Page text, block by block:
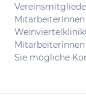
Sie mögliche